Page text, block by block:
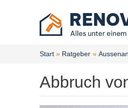
Start Ratgeber
Abbruch